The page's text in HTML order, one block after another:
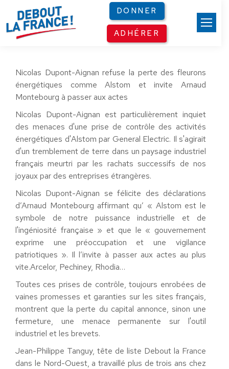
DONNER
ADHÉRER
Nicolas Dupont-Aignan refuse la perte des fleurons
énergétiques comme Alstom et invite Arnaud
Montebourg à passer aux actes
Nicolas Dupont-Aignan est particulièrement inquiet
des menaces d'une prise de contrôle des activités
énergétiques d'Alstom par General Electric. Il s'agirait
d'un tremblement de terre dans un paysage industriel
français meurtri par les rachats successifs de nos
joyaux par des entreprises étrangères.
Nicolas Dupont-Aignan se félicite des déclarations
d’Arnaud Montebourg affirmant qu’ « Alstom est le
symbole de notre puissance industrielle et de
l'ingéniosité française » et que le « gouvernement
exprime une préoccupation et une vigilance
patriotiques ». Il l’invite à passer aux actes au plus
vite.Arcelor, Pechiney, Rhodia…
Toutes ces prises de contrôle, toujours enrobées de
vaines promesses et garanties sur les sites français,
montrent que la perte du capital annonce, sinon une
fermeture, une menace permanente sur l'outil
industriel et les brevets.
Jean-Philippe Tanguy, tête de liste Debout la France
dans le Nord-Ouest, a travaillé plus de trois ans chez
Panneau de gestion des cookies